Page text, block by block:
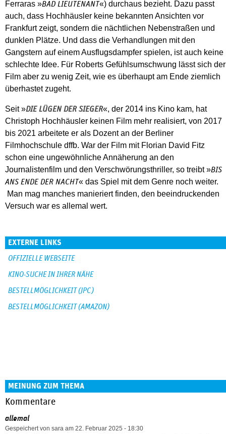
Ferraras »BAD LIEUTENANT«) durchaus bezieht. Dazu passt
auch, dass Hochhäusler keine bekannten Ansichten vor
Frankfurt zeigt, sondern die nächtlichen Nebenstraßen und
dunklen Plätze. Und dass die Verhandlungen mit den
Gangstern auf einem Ausflugsdampfer spielen, ist auch keine
schlechte Idee. Für Roberts Gefühlsumschwung lässt sich der
Film aber zu wenig Zeit, wie es überhaupt am Ende ziemlich
überhastet zugeht.
Seit »DIE LÜGEN DER SIEGER«, der 2014 ins Kino kam, hat
Christoph Hochhäusler keinen Film mehr realisiert, von 2017
bis 2021 arbeitete er als Dozent an der Berliner
Filmhochschule dffb. War der Film mit Florian David Fitz
schon eine ungewöhnliche Annäherung an den
Journalistenfilm und den Verschwörungsthriller, so treibt »BIS
ANS ENDE DER NACHT« das Spiel mit dem Genre noch weiter.
Man mag manches manieriert finden, den beeindruckenden
Versuch war es allemal wert.
EXTERNE LINKS
OFFIZIELLE WEBSEITE
KINO-SUCHE IN IHRER NÄHE
BESTELLMÖGLICHKEIT (JPC)
BESTELLMÖGLICHKEIT (AMAZON)
MEINUNG ZUM THEMA
Kommentare
allemal
Gespeichert von sara am 22. Februar 2025 - 18:30